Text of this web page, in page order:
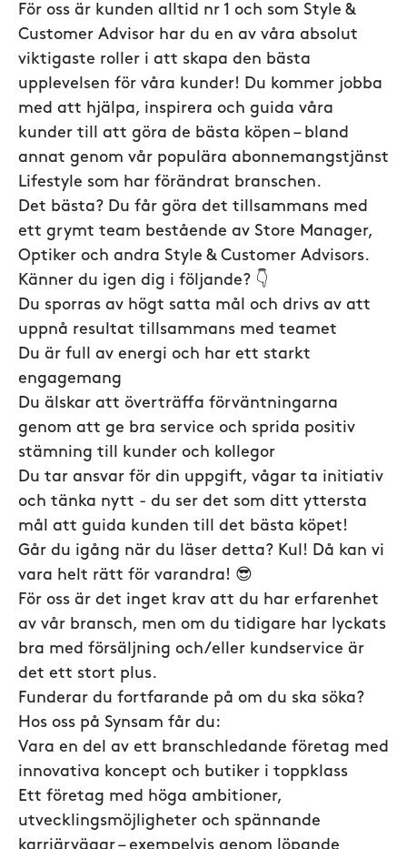
För oss är kunden alltid nr 1 och som Style &
Customer Advisor har du en av våra absolut
viktigaste roller i att skapa den bästa
upplevelsen för våra kunder! Du kommer jobba
med att hjälpa, inspirera och guida våra
kunder till att göra de bästa köpen – bland
annat genom vår populära abonnemangstjänst
Lifestyle som har förändrat branschen.
Det bästa? Du får göra det tillsammans med
ett grymt team bestående av Store Manager,
Optiker och andra Style & Customer Advisors.
Känner du igen dig i följande? 👇
Du sporras av högt satta mål och drivs av att
uppnå resultat tillsammans med teamet
Du är full av energi och har ett starkt
engagemang
Du älskar att överträffa förväntningarna
genom att ge bra service och sprida positiv
stämning till kunder och kollegor
Du tar ansvar för din uppgift, vågar ta initiativ
och tänka nytt - du ser det som ditt yttersta
mål att guida kunden till det bästa köpet!
Går du igång när du läser detta? Kul! Då kan vi
vara helt rätt för varandra! 😎
För oss är det inget krav att du har erfarenhet
av vår bransch, men om du tidigare har lyckats
bra med försäljning och/eller kundservice är
det ett stort plus.
Funderar du fortfarande på om du ska söka?
Hos oss på Synsam får du:
Vara en del av ett branschledande företag med
innovativa koncept och butiker i toppklass
Ett företag med höga ambitioner,
utvecklingsmöjligheter och spännande